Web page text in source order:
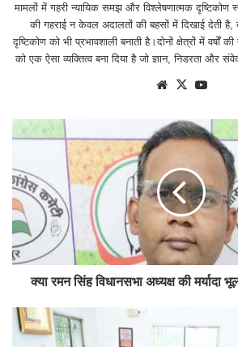
मामलों में गहरी न्यायिक समझ और विश्लेषणात्मक
की गहराई न केवल अदालतों की बहसों में दिखाई देती है,
दृष्टिकोण को भी प्रभावशाली बनाती है।दोनों क्षेत्रों में
को एक ऐसा व्यक्तित्व बना दिया है जो ज्ञान, निडरता और
We
e
X
be
क्या रमन सिंह विधानसभा अध्यक्ष की मर्यादा